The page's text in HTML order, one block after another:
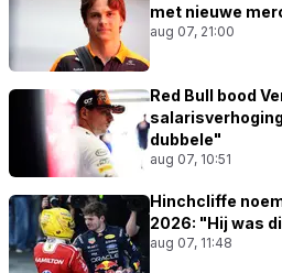
met nieuwe
aug 07, 21:00
Red Bull bood
dubbele"
aug 07, 10:51
Hinchcliffe
2026: "Hij was
aug 07, 11:48